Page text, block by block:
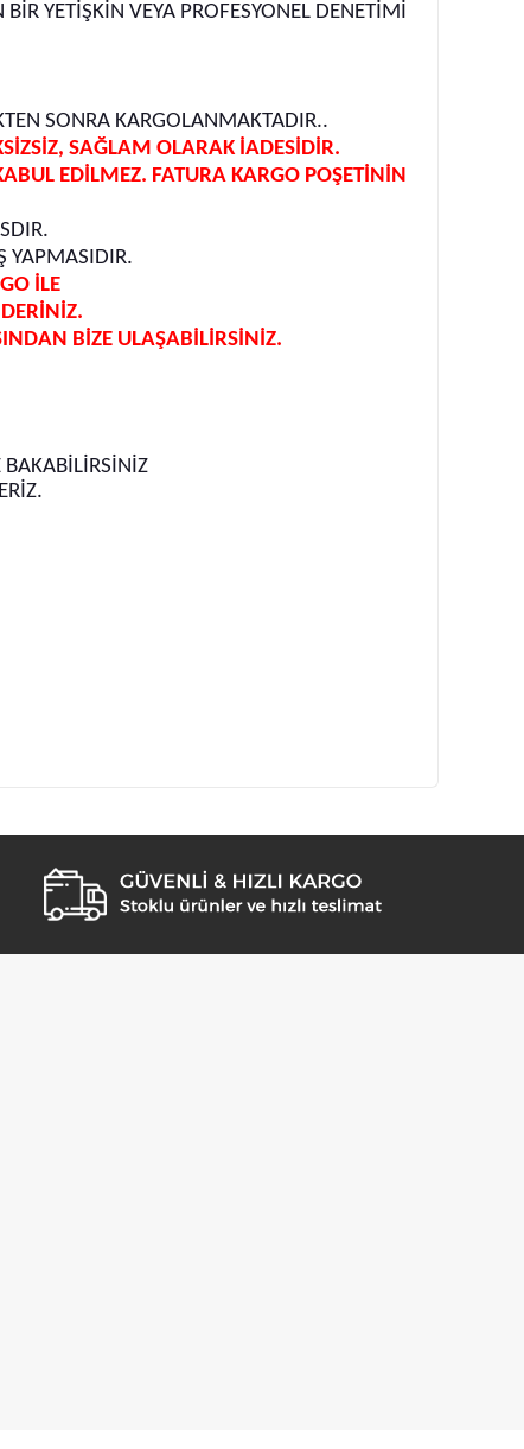
YETİŞKİN VEYA PROFESYONEL DENETİMİ
SONRA KARGOLANMAKTADIR..
SAĞLAM OLARAK İADESİDİR.
EDİLMEZ. FATURA KARGO POŞETİNİN
YAPMASIDIR.
İLE
BİZE ULAŞABİLİRSİNİZ.